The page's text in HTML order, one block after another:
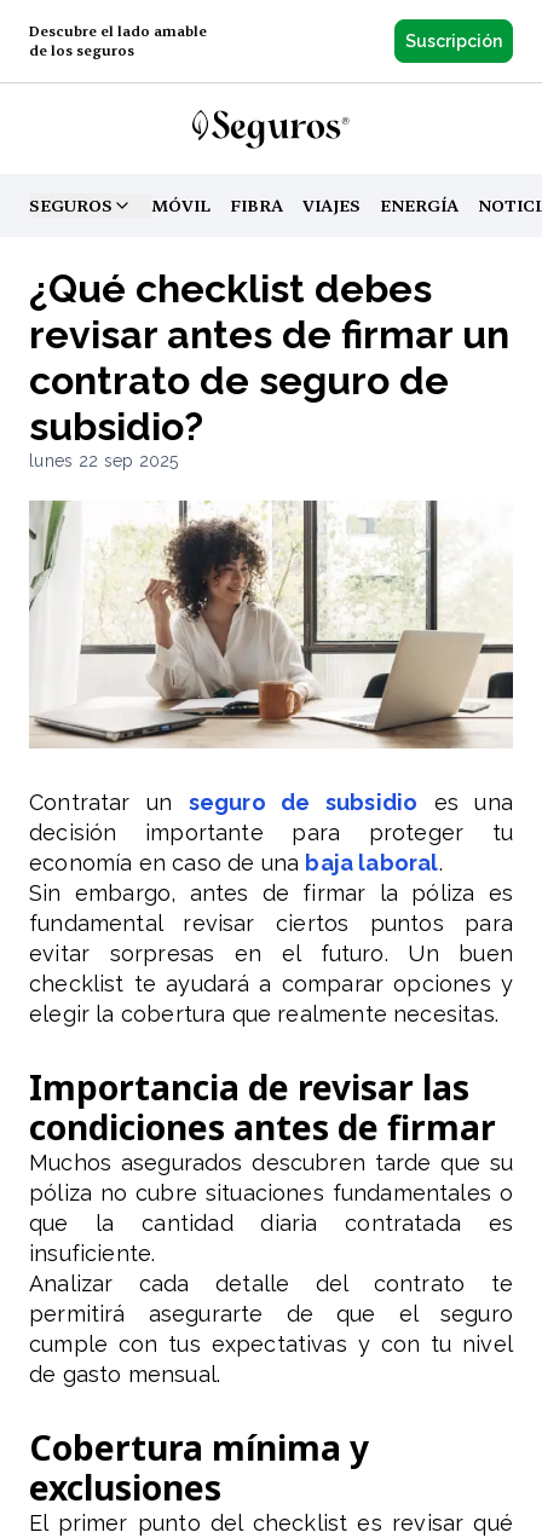
Descubre el lado amable
de los seguros
Suscripción
SEGUROS
TOGGLE MENUMÓVIL FIBRA VIAJES ENERGÍA
¿Qué checklist debes
revisar antes de firmar un
contrato de seguro de
subsidio?
lunes 22 sep 2025
Contratar un seguro de subsidio es una
decisión importante para proteger tu
economía en caso de una baja laboral.
Sin embargo, antes de firmar la póliza es
fundamental revisar ciertos puntos para
evitar sorpresas en el futuro. Un buen
checklist te ayudará a comparar opciones y
elegir la cobertura que realmente necesitas.
Importancia de revisar las
condiciones antes de firmar
Muchos asegurados descubren tarde que su
póliza no cubre situaciones fundamentales o
que la cantidad diaria contratada es
insuficiente.
Analizar cada detalle del contrato te
permitirá asegurarte de que el seguro
cumple con tus expectativas y con tu nivel
de gasto mensual.
Cobertura mínima y
exclusiones
El primer punto del checklist es revisar qué